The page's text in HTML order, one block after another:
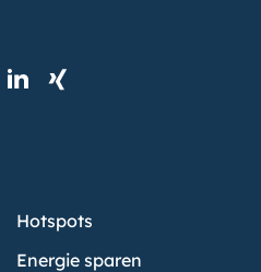
Hotspots
Energie sparen